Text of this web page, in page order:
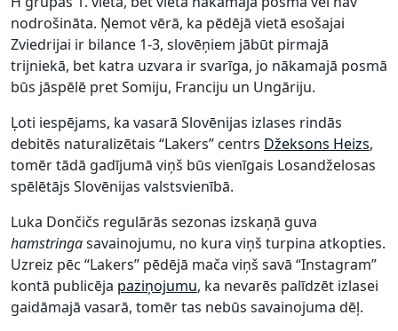
nodrošināta. Ņemot vērā, ka pēdējā vietā esošajai
Zviedrijai ir bilance 1-3, slovēņiem jābūt pirmajā
trijniekā, bet katra uzvara ir svarīga, jo nākamajā posmā
būs jāspēlē pret Somiju, Franciju un Ungāriju.
Ļoti iespējams, ka vasarā Slovēnijas izlases rindās
debitēs naturalizētais “Lakers” centrs Džeksons Heizs,
tomēr tādā gadījumā viņš būs vienīgais Losandželosas
spēlētājs Slovēnijas valstsvienībā.
Luka Dončičs regulārās sezonas izskaņā guva
hamstringasavainojumu, no kura viņš turpina atkopties.
Uzreiz pēc “Lakers” pēdējā mača viņš savā “Instagram”
kontā publicēja paziņojumu, ka nevarēs palīdzēt izlasei
gaidāmajā vasarā, tomēr tas nebūs savainojuma dēļ.